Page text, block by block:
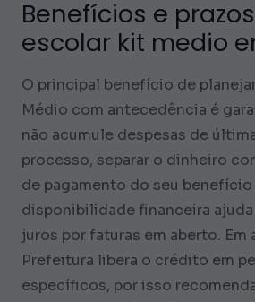
Benefícios e
escolar kit medio
O principal benefício de
Médio com antecedência é
não acumule despesas de
processo, separar o dinheiro
de pagamento do seu benefício
disponibilidade financeira
juros por faturas em aberto. Em
Prefeitura libera o crédito em
específicos, por isso